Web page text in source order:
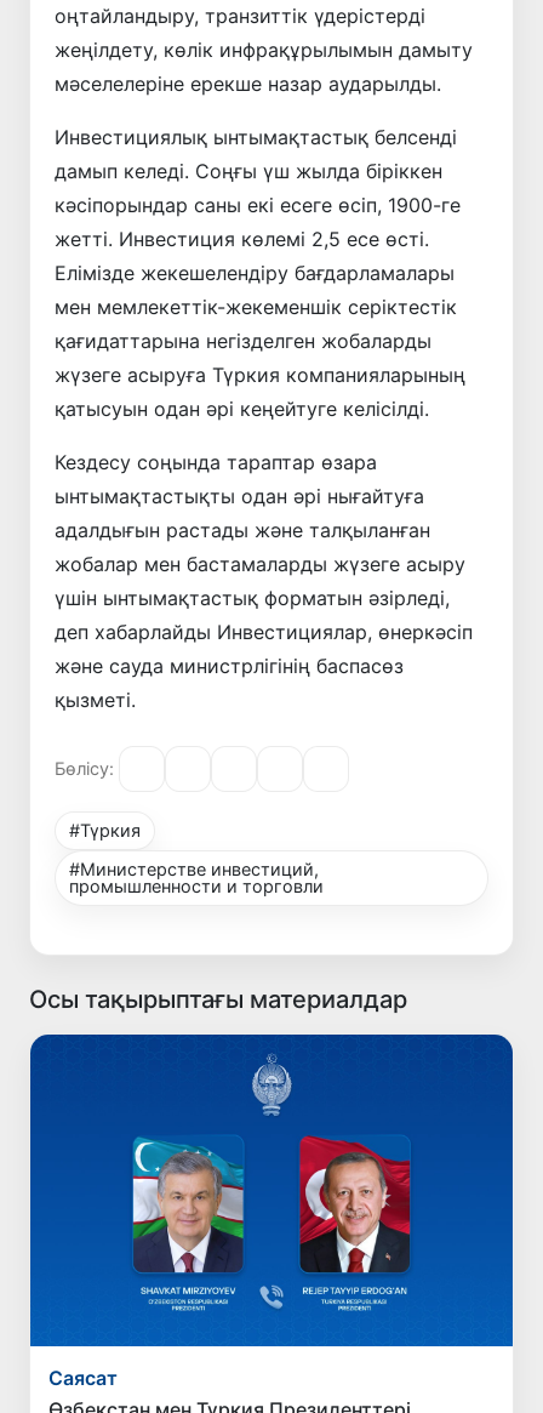
оңтайландыру, транзиттік үдерістерді
жеңілдету, көлік инфрақұрылымын дамыту
мәселелеріне ерекше назар аударылды.
Инвестициялық ынтымақтастық белсенді
дамып келеді. Соңғы үш жылда біріккен
кәсіпорындар саны екі есеге өсіп, 1900-ге
жетті. Инвестиция көлемі 2,5 есе өсті.
Елімізде жекешелендіру бағдарламалары
мен мемлекеттік-жекеменшік серіктестік
қағидаттарына негізделген жобаларды
жүзеге асыруға Түркия компанияларының
қатысуын одан әрі кеңейтуге келісілді.
Кездесу соңында тараптар өзара
ынтымақтастықты одан әрі нығайтуға
адалдығын растады және талқыланған
жобалар мен бастамаларды жүзеге асыру
үшін ынтымақтастық форматын әзірледі,
деп хабарлайды Инвестициялар, өнеркәсіп
және сауда министрлігінің баспасөз
қызметі.
Бөлісу:
#Түркия
#Министерстве инвестиций,
промышленности и торговли
Осы тақырыптағы материалдар
Саясат